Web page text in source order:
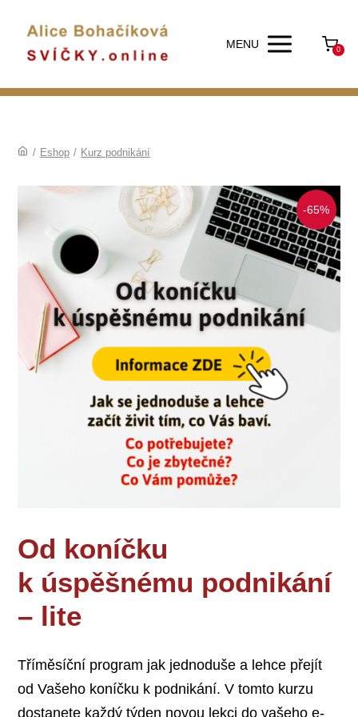
MENU 0
/ Eshop / Kurz podnikání
-65%
Od koníčku
k úspěšnému podnikání
– lite
Tříměsíční program jak jednoduše a lehce přejít
od Vašeho koníčku k podnikání. V tomto kurzu
dostanete každý týden novou lekci do vašeho e-